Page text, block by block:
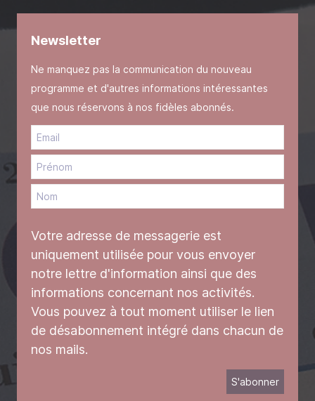
Newsletter
Ne manquez pas la communication du nouveau
programme et d'autres informations intéressantes
que nous réservons à nos fidèles abonnés.
Votre adresse de messagerie est
uniquement utilisée pour vous envoyer
notre lettre d'information ainsi que des
informations concernant nos activités.
Vous pouvez à tout moment utiliser le lien
de désabonnement intégré dans chacun de
nos mails.